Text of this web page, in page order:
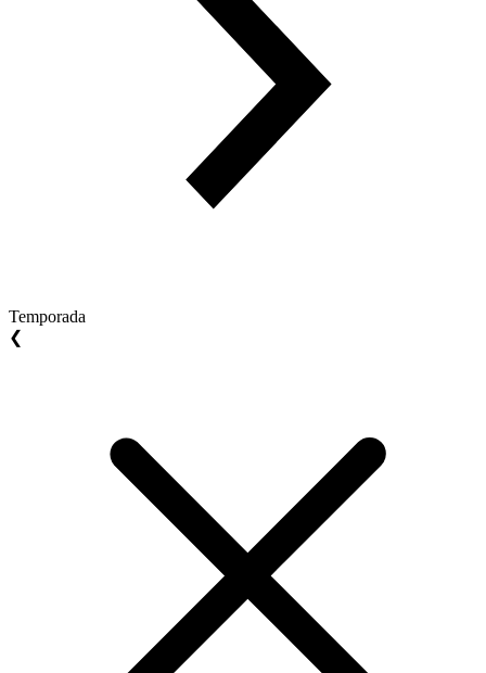
Temporada
❮